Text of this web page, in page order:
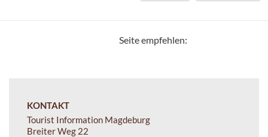
Seite empfehlen:
KONTAKT
Tourist Information Magdeburg
Breiter Weg 22